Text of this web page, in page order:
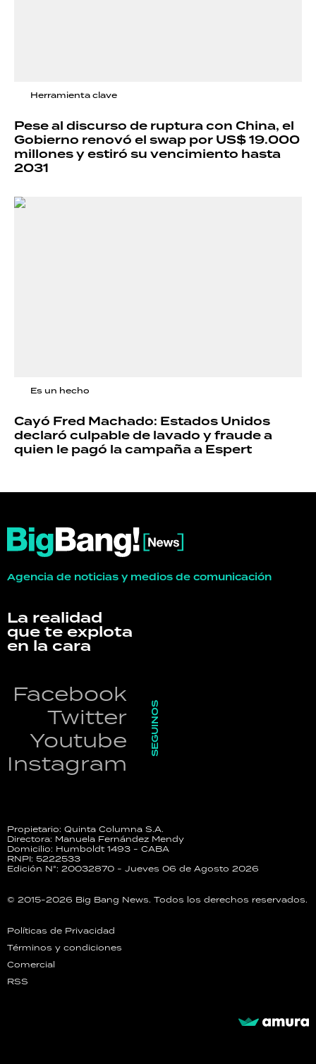
Herramienta clave
Pese al discurso de ruptura con China, el
Gobierno renovó el swap por US$ 19.000
millones y estiró su vencimiento hasta
2031
Es un hecho
Cayó Fred Machado: Estados Unidos
declaró culpable de lavado y fraude a
quien le pagó la campaña a Espert
Agencia de noticias y medios de comunicación
La realidad
que te explota
en la cara
Facebook
Twitter
Youtube
Instagram
SEGUINOS
Propietario: Quinta Columna S.A.
Directora: Manuela Fernández Mendy
Domicilio: Humboldt 1493 - CABA
RNPI: 5222533
Edición N°: 20032870 - Jueves 06 de Agosto 2026
© 2015-2026 Big Bang News. Todos los derechos reservados.
Políticas de Privacidad
Términos y condiciones
Comercial
RSS